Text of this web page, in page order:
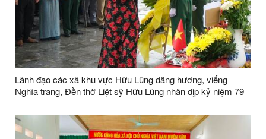
Lãnh đạo các xã khu vực Hữu Lũng dâng hương, viếng
Nghĩa trang, Đền thờ Liệt sỹ Hữu Lũng nhân dịp kỷ niệm 79